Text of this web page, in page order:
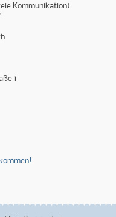
Kommunikation)
1